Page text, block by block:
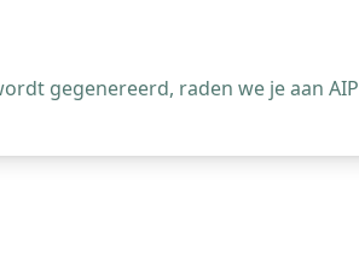
gegenereerd, raden we je aan